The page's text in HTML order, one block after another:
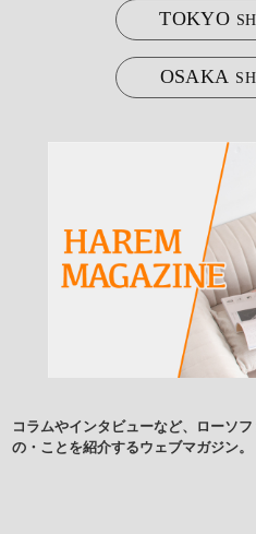
TOKYO
OSAKA
コラムやインタビューなど、ローソ
の・ことを紹介するウェブマガジン。